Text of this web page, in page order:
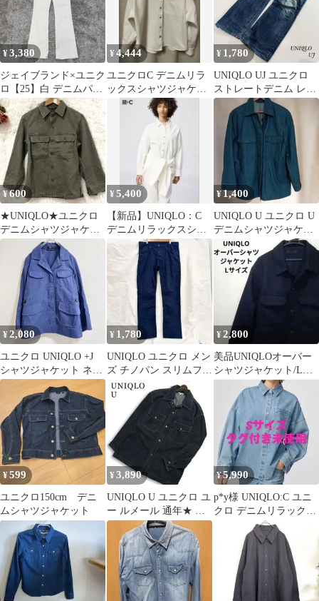
¥3,380
ジェイブランド×ユニク
ロ【25】白 デニムパン
ツ フレアシルエット レ
ディース
¥4,444
ユニクロC デニムリラ
ックスシャツジャケッ
¥ 1,780
UNIQLO UJ ユニクロ
ストレートデニム レギ
ュラーフィット メンズ
¥ 600
★UNIQLO★ユニクロ
デニムシャツジャケッ
ト【S】綿100% アウタ
ー 羽織
¥5,400
【新品】UNIQLO：C
デニムリラックスシャ
ツジャケット ホワイト
¥1,400
UNIQLO U ユニクロ U
デニムシャツジャケッ
ト カバーオール Ｌサイ
ズ
¥2,080
ユニクロ UNIQLO +J
シャツジャケット ネイ
ビー Sサイズ
¥ 1,780
UNIQLO ユニクロ メン
ズ チノパン スリムフィ
ットパンツ 紺 33 L
¥2,800
美品UNIQLOオーバー
シャツジャケット/Lサ
イズ/オーバーサイズ/厚
¥599
ユニクロ150cm デニ
ムシャツジャケット
¥ 3,890
UNIQLO U ユニクロ ユ
ー ルメール 通年★ 長
袖 デニム オーバーサイ
ズ シャツ ジャケット
Sz.L メンズ
¥5,990
p*y様 UNIQLO:C ユニ
クロ デニムリラックス
シャツジャケット 65ブ